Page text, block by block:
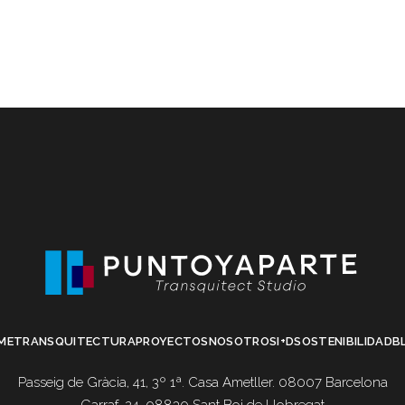
TRANSQUITECTURAPROYECTOSNOSOTROSI+DSOSTENIBILIDAD
Passeig de Gràcia, 41, 3º 1ª. Casa Ametller. 08007 Barcelona